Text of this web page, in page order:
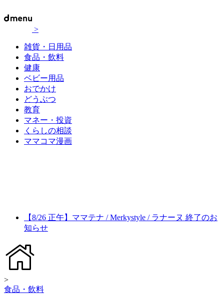
>
雑貨・日用品
食品・飲料
健康
ベビー用品
おでかけ
どうぶつ
教育
マネー・投資
くらしの相談
ママコマ漫画
【8/26 正午】ママテナ / Merkystyle / ラナーヌ 終了のお
知らせ
>
食品・飲料